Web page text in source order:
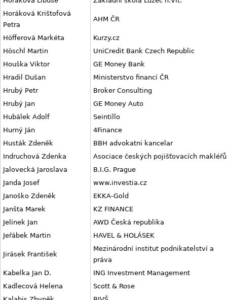
Horáková Krištofová
Petra
AHM ČR
Höfferová Markéta
Kurzy.cz
Höschl Martin
UniCredit Bank Czech Republic
Houška Viktor
GE Money Bank
Hradil Dušan
Ministerstvo financí ČR
Hrubý Petr
Broker Consulting
Hrubý Jan
GE Money Auto
Hubálek Adolf
Seintillo
Hurný Ján
4Finance
Husták Zdeněk
BBH advokatni kancelar
Indruchová Zdenka
Asociace českých pojišťovacích makléřů
Jalovecká Jaroslava
B.I.G. Prague
Janda Josef
www.investia.cz
Janoško Zdeněk
EKKA-Gold
Janšta Marek
KZ FINANCE
Jelínek Jan
AWD Česká republika
Jeřábek Martin
HAVEL & HOLÁSEK
Jirásek František
Mezinárodní institut podnikatelství a
práva
Kabelka Jan D.
ING Investment Management
Kadlecová Helena
Scott & Rose